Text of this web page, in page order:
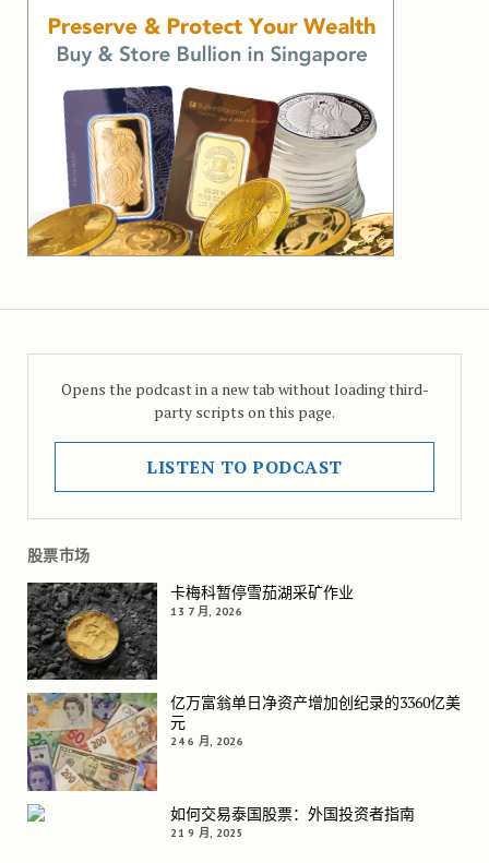
Opens the podcast in a new tab without loading third-
party scripts on this page.
LISTEN TO PODCAST
股票市场
卡梅科暂停雪茄湖采矿作业
13 7 月, 2026
亿万富翁单日净资产增加创纪录的3360亿美
元
24 6 月, 2026
如何交易泰国股票：外国投资者指南
21 9 月, 2025